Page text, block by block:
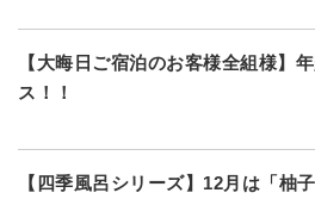
【大晦日ご宿泊のお客様全組様】
ス！！
【四季風呂シリーズ】12月は「柚子